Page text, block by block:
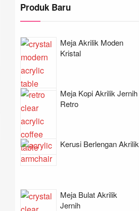
Produk Baru
Meja Akrilik Moden
Kristal
Meja Kopi Akrilik Jernih
Retro
Kerusi Berlengan Akrilik
Meja Bulat Akrilik
Jernih